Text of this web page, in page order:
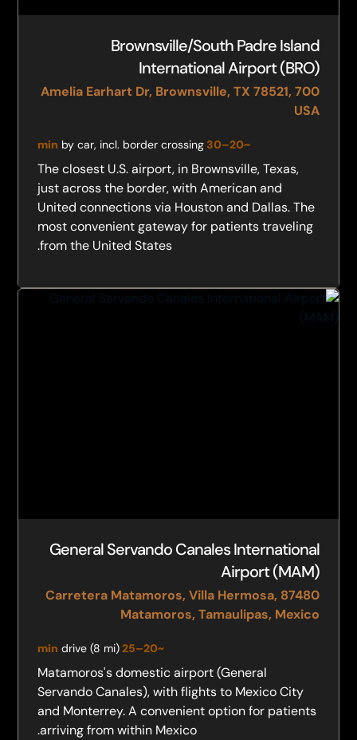
Brownsville/South Padre Island
International Airport (BRO)
700 Amelia Earhart Dr, Brownsville, TX 78521,
USA
~20–30 min
by car, incl. border crossing
The closest U.S. airport, in Brownsville, Texas,
just across the border, with American and
United connections via Houston and Dallas. The
most convenient gateway for patients traveling
from the United States.
General Servando Canales International
Airport (MAM)
Carretera Matamoros, Villa Hermosa, 87480
Matamoros, Tamaulipas, Mexico
~20–25 min
drive (8 mi)
Matamoros's domestic airport (General
Servando Canales), with flights to Mexico City
and Monterrey. A convenient option for patients
arriving from within Mexico.